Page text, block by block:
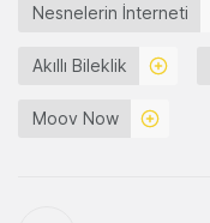
Nesnelerin İnterneti
Akıllı Bileklik
Moov Now